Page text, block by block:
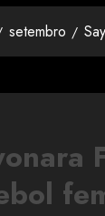
setembro